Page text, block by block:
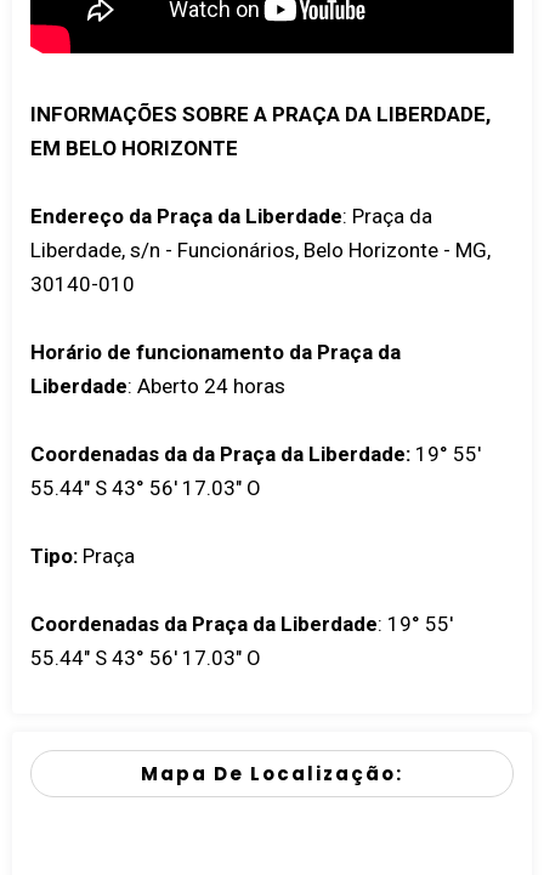
INFORMAÇÕES SOBRE A PRAÇA DA LIBERDADE,
EM BELO HORIZONTE
Endereço da Praça da Liberdade: Praça da
Liberdade, s/n - Funcionários, Belo Horizonte - MG,
30140-010
Horário de funcionamento da Praça da
Liberdade: Aberto 24 horas
Coordenadas da da Praça da Liberdade: 19° 55'
55.44" S 43° 56' 17.03" O
Tipo: Praça
Coordenadas da Praça da Liberdade: 19° 55'
55.44" S 43° 56' 17.03" O
Mapa De Localização: